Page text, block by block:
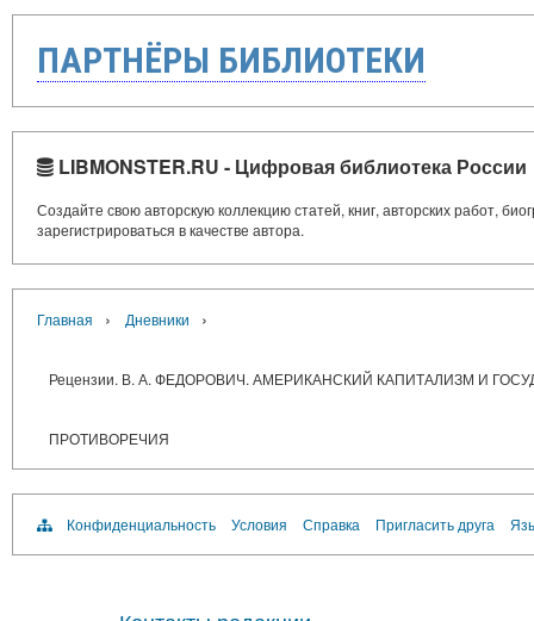
ПАРТНЁРЫ БИБЛИОТЕКИ
LIBMONSTER.RU - Цифровая библиотека России
Создайте свою авторскую коллекцию статей, книг, авторских работ,
зарегистрироваться в качестве автора.
Главная › Дневники ›
Рецензии. В. А. ФЕДОРОВИЧ. АМЕРИКАНСКИЙ КАПИТАЛИЗМ И
ПРОТИВОРЕЧИЯ
Конфиденциальность Условия Справка Пригласить друга